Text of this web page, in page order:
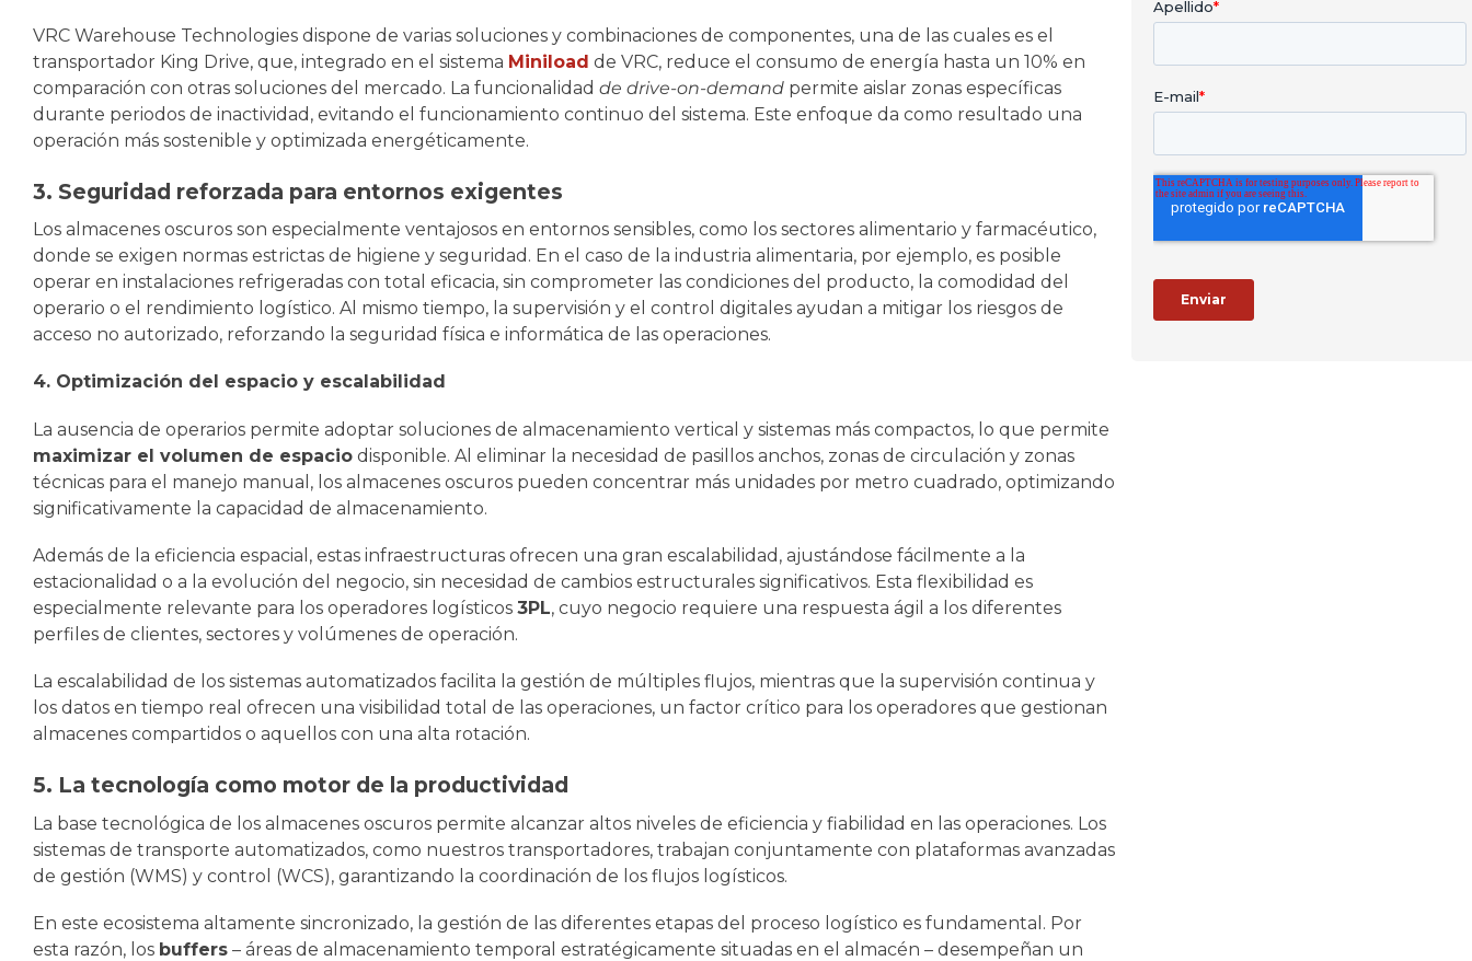
VRC Warehouse Technologies dispone de varias soluciones y combinaciones de componentes, una de las cuales es el
transportador King Drive, que, integrado en el sistema Miniload de VRC, reduce el consumo de energía hasta un 10% en
comparación con otras soluciones del mercado. La funcionalidad de drive-on-demand permite aislar zonas específicas
durante periodos de inactividad, evitando el funcionamiento continuo del sistema. Este enfoque da como resultado una
operación más sostenible y optimizada energéticamente.
3. Seguridad reforzada para entornos exigentes
Los almacenes oscuros son especialmente ventajosos en entornos sensibles, como los sectores alimentario y farmacéutico,
donde se exigen normas estrictas de higiene y seguridad. En el caso de la industria alimentaria, por ejemplo, es posible
operar en instalaciones refrigeradas con total eficacia, sin comprometer las condiciones del producto, la comodidad del
operario o el rendimiento logístico. Al mismo tiempo, la supervisión y el control digitales ayudan a mitigar los riesgos de
acceso no autorizado, reforzando la seguridad física e informática de las operaciones.
4. Optimización del espacio y escalabilidad
La ausencia de operarios permite adoptar soluciones de almacenamiento vertical y sistemas más compactos, lo que permite
maximizar el volumen de espacio disponible. Al eliminar la necesidad de pasillos anchos, zonas de circulación y zonas
técnicas para el manejo manual, los almacenes oscuros pueden concentrar más unidades por metro cuadrado, optimizando
significativamente la capacidad de almacenamiento.
Además de la eficiencia espacial, estas infraestructuras ofrecen una gran escalabilidad, ajustándose fácilmente a la
estacionalidad o a la evolución del negocio, sin necesidad de cambios estructurales significativos. Esta flexibilidad es
especialmente relevante para los operadores logísticos 3PL, cuyo negocio requiere una respuesta ágil a los diferentes
perfiles de clientes, sectores y volúmenes de operación.
La escalabilidad de los sistemas automatizados facilita la gestión de múltiples flujos, mientras que la supervisión continua y
los datos en tiempo real ofrecen una visibilidad total de las operaciones, un factor crítico para los operadores que gestionan
almacenes compartidos o aquellos con una alta rotación.
5. La tecnología como motor de la productividad
La base tecnológica de los almacenes oscuros permite alcanzar altos niveles de eficiencia y fiabilidad en las operaciones. Los
sistemas de transporte automatizados, como nuestros transportadores, trabajan conjuntamente con plataformas avanzadas
de gestión (WMS) y control (WCS), garantizando la coordinación de los flujos logísticos.
En este ecosistema altamente sincronizado, la gestión de las diferentes etapas del proceso logístico es fundamental. Por
esta razón, los buffers – áreas de almacenamiento temporal estratégicamente situadas en el almacén – desempeñan un